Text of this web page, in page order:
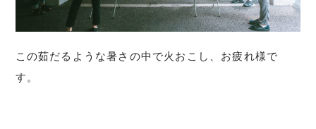
この茹だるような暑さの中で火おこし、お疲れ様で
す。